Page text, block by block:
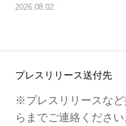
2026.08.02
プレスリリース送付先
※プレスリリースな
らまでご連絡ください